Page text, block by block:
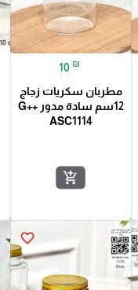
10 ₪
مطربان سكريات زجاج
12سم سادة مدور G++
ASC1114
add_shopping_cart
favorite_border